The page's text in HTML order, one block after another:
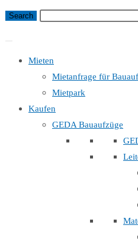
Mieten
Mietanfrage für
Mietpark
Kaufen
GEDA Bauaufzüge